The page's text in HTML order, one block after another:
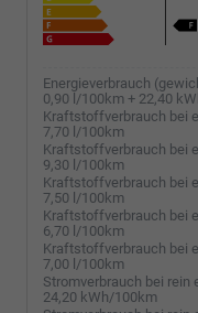
Energieverbrauch
0,90 l/100km + 22,40
Kraftstoffverbrauch bei
7,70 l/100km
Kraftstoffverbrauch bei
9,30 l/100km
Kraftstoffverbrauch bei
7,50 l/100km
Kraftstoffverbrauch bei
6,70 l/100km
Kraftstoffverbrauch bei
7,00 l/100km
Stromverbrauch bei
24,20 kWh/100km